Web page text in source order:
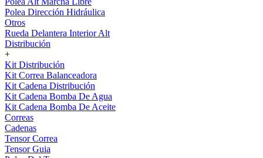
Polea Dirección Hidráulica
Otros
Rueda Delantera Interior Alt
Distribución
+
Kit Distribución
Kit Correa Balanceadora
Kit Cadena Distribución
Kit Cadena Bomba De Agua
Kit Cadena Bomba De Aceite
Correas
Cadenas
Tensor Correa
Tensor Guia